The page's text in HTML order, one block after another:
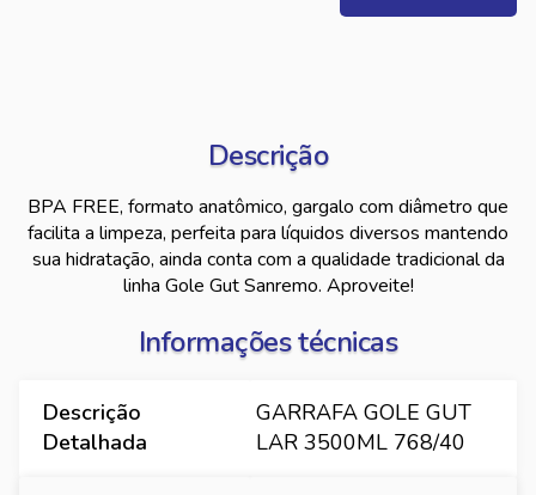
Descrição
BPA FREE, formato anatômico, gargalo com diâmetro que
facilita a limpeza, perfeita para líquidos diversos mantendo
sua hidratação, ainda conta com a qualidade tradicional da
linha Gole Gut Sanremo. Aproveite!
Informações técnicas
Descrição
Detalhada
GARRAFA GOLE GUT
LAR 3500ML 768/40